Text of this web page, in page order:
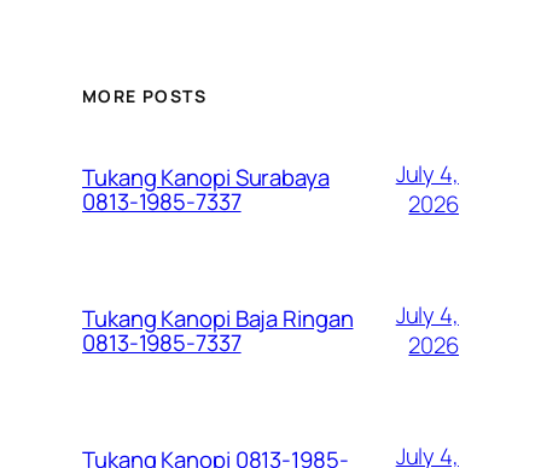
MORE POSTS
Tukang Kanopi Surabaya
0813-1985-7337
July 4,
2026
Tukang Kanopi Baja Ringan
0813-1985-7337
July 4,
2026
Tukang Kanopi 0813-1985-
July 4,